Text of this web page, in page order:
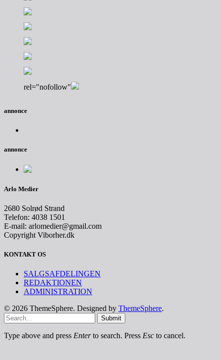
rel="nofollow"
annonce
annonce
Arlo Medier
2680 Solrød Strand
Telefon: 4038 1501
E-mail: arlomedier@gmail.com
Copyright Viborher.dk
KONTAKT OS
SALGSAFDELINGEN
REDAKTIONEN
ADMINISTRATION
© 2026 ThemeSphere. Designed by ThemeSphere.
Submit
Type above and press Enterto search. Press Esc to cancel.